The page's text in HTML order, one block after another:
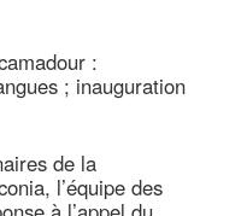
:
; inauguration
de la
l’équipe des